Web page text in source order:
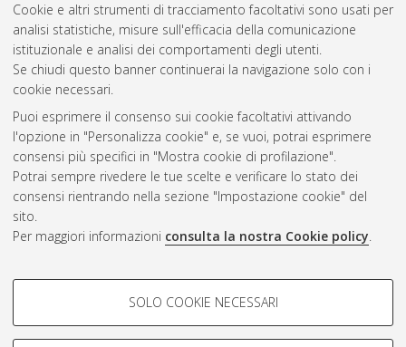
Cookie e altri strumenti di tracciamento facoltativi sono usati per
analisi statistiche, misure sull'efficacia della comunicazione
istituzionale e analisi dei comportamenti degli utenti.
Se chiudi questo banner continuerai la navigazione solo con i
cookie necessari.
Puoi esprimere il consenso sui cookie facoltativi attivando
l'opzione in "Personalizza cookie" e, se vuoi, potrai esprimere
consensi più specifici in "Mostra cookie di profilazione".
Potrai sempre rivedere le tue scelte e verificare lo stato dei
consensi rientrando nella sezione "Impostazione cookie" del
sito.
Per maggiori informazioni consulta la nostra Cookie policy.
COOKIE DI PROFILAZIONE -
Si tratta di cookie utilizzati per analizzare le caratteristiche della
SOLO COOKIE NECESSARI
Questa lista e' stata generata ilSat Aug 8 20:47:56 2026
Atom
Rss 1.0
Rss 2.0
ISSN: 2038-7946
Impostazioni Cookie
Informativa sulla privacy
Condizioni d’uso del sito